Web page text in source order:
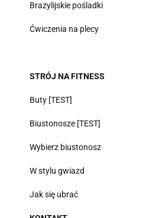
Brazylijskie pośladki
Ćwiczenia na plecy
STRÓJ NA FITNESS
Buty [TEST]
Biustonosze [TEST]
Wybierz biustonosz
W stylu gwiazd
Jak się ubrać